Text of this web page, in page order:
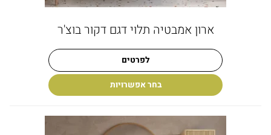
ארון אמבטיה תלוי דגם דקור בוצ'ר
לפרטים
בחר אפשרויות